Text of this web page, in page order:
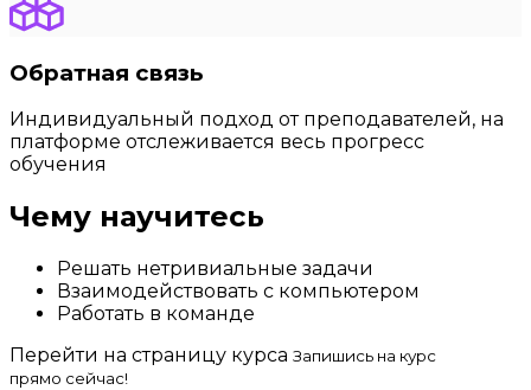
Обратная связь
Индивидуальный подход от преподавателей, на
платформе отслеживается весь прогресс
обучения
Чему научитесь
Решать нетривиальные задачи
Взаимодействовать с компьютером
Работать в команде
Перейти на страницу курса Запишись на курс
прямо сейчас!